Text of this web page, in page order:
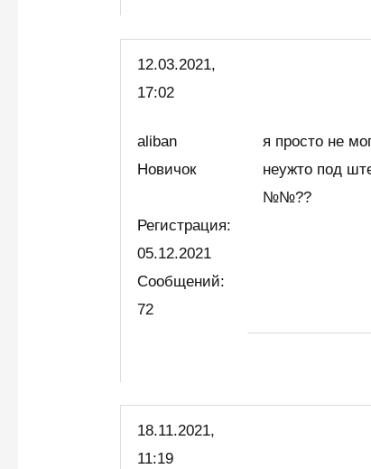
12.03.2021,
17:02
aliban
Новичок
Регистрация:
05.12.2021
Сообщений:
72
я просто не
неужто под
№№??
18.11.2021,
11:19